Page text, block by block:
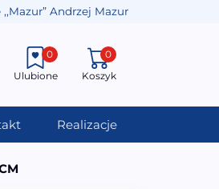
Andrzej Mazur
Ulubione
0
Koszyk
0
Realizacje